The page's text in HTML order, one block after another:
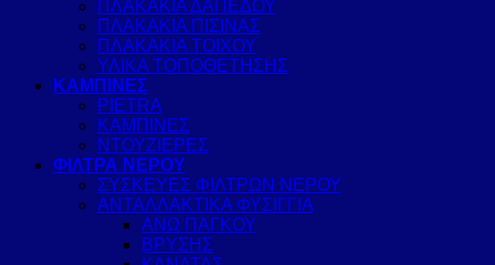
ΠΛΑΚΑΚΙΑ ΔΑΠΕΔΟΥ
ΠΛΑΚΑΚΙΑ ΠΙΣΙΝΑΣ
ΠΛΑΚΑΚΙΑ ΤΟΙΧΟΥ
ΥΛΙΚΑ ΤΟΠΟΘΕΤΗΣΗΣ
ΚΑΜΠΙΝΕΣ
PIETRA
ΚΑΜΠΙΝΕΣ
ΝΤΟΥΖΙΕΡΕΣ
ΦΙΛΤΡΑ ΝΕΡΟΥ
ΣΥΣΚΕΥΕΣ ΦΙΛΤΡΩΝ ΝΕΡΟΥ
ΑΝΤΑΛΛΑΚΤΙΚΑ ΦΥΣΙΓΓΙΑ
ΑΝΩ ΠΑΓΚΟΥ
ΒΡΥΣΗΣ